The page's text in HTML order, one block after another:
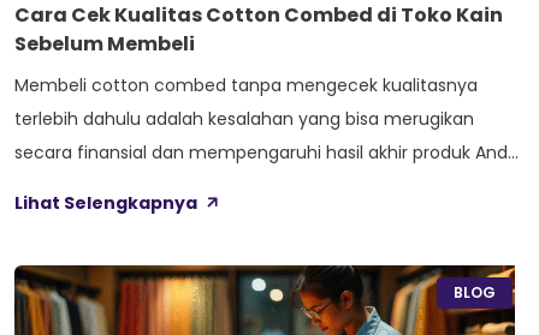
Cara Cek Kualitas Cotton Combed di Toko Kain
Sebelum Membeli
Membeli cotton combed tanpa mengecek kualitasnya
terlebih dahulu adalah kesalahan yang bisa merugikan
secara finansial dan mempengaruhi hasil akhir produk Anda.
penjual atau tergiur harga murah, padahal kualitas cotton
berbeda-beda. Kemampuan untuk menilai kualitas cotton
combed secara visual dan fisik adalah […]
Lihat Selengkapnya
BLOG